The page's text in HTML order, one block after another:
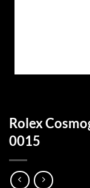
Rolex
0015